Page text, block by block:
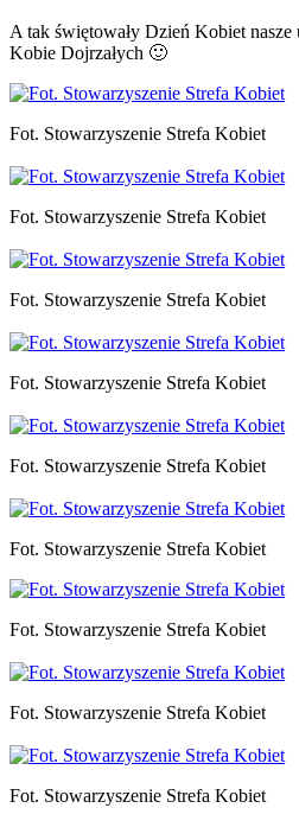
A tak świętowały Dzień Kobiet nasze
Kobie Dojrzałych 🙂
Fot. Stowarzyszenie Strefa Kobiet
Fot. Stowarzyszenie Strefa Kobiet
Fot. Stowarzyszenie Strefa Kobiet
Fot. Stowarzyszenie Strefa Kobiet
Fot. Stowarzyszenie Strefa Kobiet
Fot. Stowarzyszenie Strefa Kobiet
Fot. Stowarzyszenie Strefa Kobiet
Fot. Stowarzyszenie Strefa Kobiet
Fot. Stowarzyszenie Strefa Kobiet